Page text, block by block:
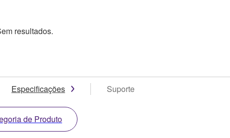
resultados.
Especificações Suporte
de Produto